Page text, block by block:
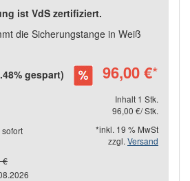
ist VdS zertifiziert.
die Sicherungstange in Weiß
gespart) 96,00 €*
Inhalt 1 Stk.
96,00 €/ Stk.
*inkl. 19 % MwSt
zzgl. Versand
€